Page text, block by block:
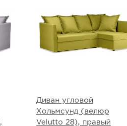
Диван угловой
Хольмсунд (велюр
Velutto 28), правый